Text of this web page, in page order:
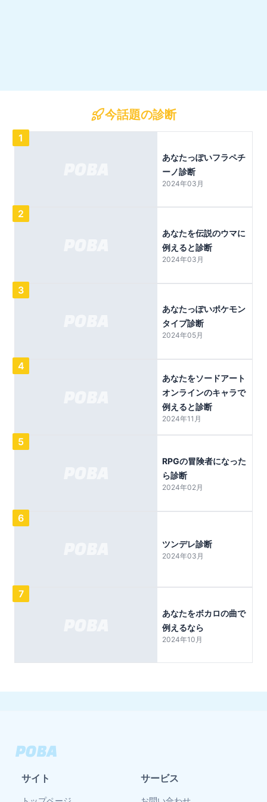
今話題の診断
1
あなたっぽいフラペチ
ーノ診断
2024年03月
2
あなたを伝説のウマに
例えると診断
2024年03月
3
あなたっぽいポケモン
タイプ診断
2024年05月
4
あなたをソードアート
オンラインのキャラで
例えると診断
2024年11月
5
RPGの冒険者になった
ら診断
2024年02月
6
ツンデレ診断
2024年03月
7
あなたをボカロの曲で
例えるなら
2024年10月
サイト サービス